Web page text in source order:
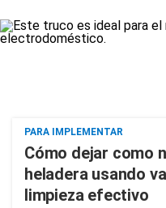
PARA IMPLEMENTAR
Cómo dejar como
heladera usando
limpieza efectivo